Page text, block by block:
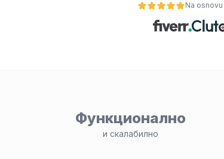
Na
Функционално
и скалабилно